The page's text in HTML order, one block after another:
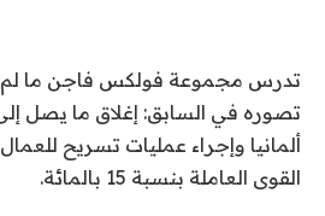
تدرس مجموعة فولكس فاجن ما
تصوره في السابق: إغلاق ما يصل
ألمانيا وإجراء عمليات تسريح
القوى العاملة بنسبة 15 بالمائة.